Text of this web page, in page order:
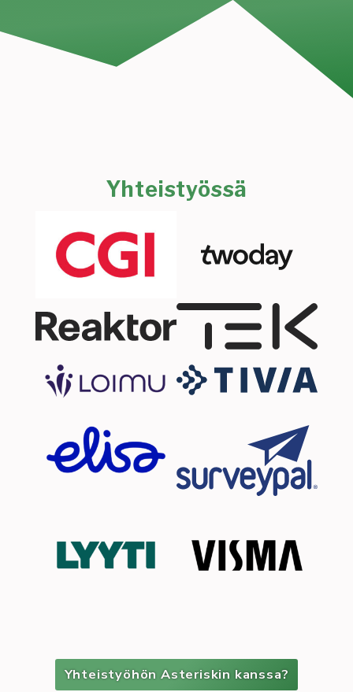
Yhteistyössä
Yhteistyöhön Asteriskin kanssa?